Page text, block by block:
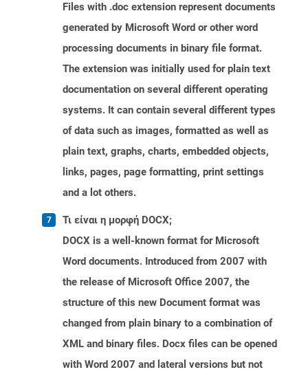
Files with .doc extension represent documents
generated by Microsoft Word or other word
processing documents in binary file format.
The extension was initially used for plain text
documentation on several different operating
systems. It can contain several different types
of data such as images, formatted as well as
plain text, graphs, charts, embedded objects,
links, pages, page formatting, print settings
and a lot others.
Τι είναι η μορφή DOCX;
DOCX is a well-known format for Microsoft
Word documents. Introduced from 2007 with
the release of Microsoft Office 2007, the
structure of this new Document format was
changed from plain binary to a combination of
XML and binary files. Docx files can be opened
with Word 2007 and lateral versions but not